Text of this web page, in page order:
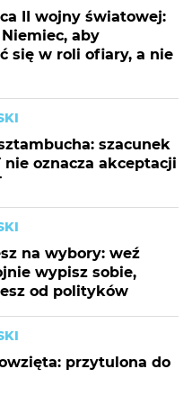
II wojny światowej:
aby
się w roli ofiary, a nie
szacunek
nie oznacza akceptacji
na wybory: weź
wypisz sobie,
od polityków
przytulona do